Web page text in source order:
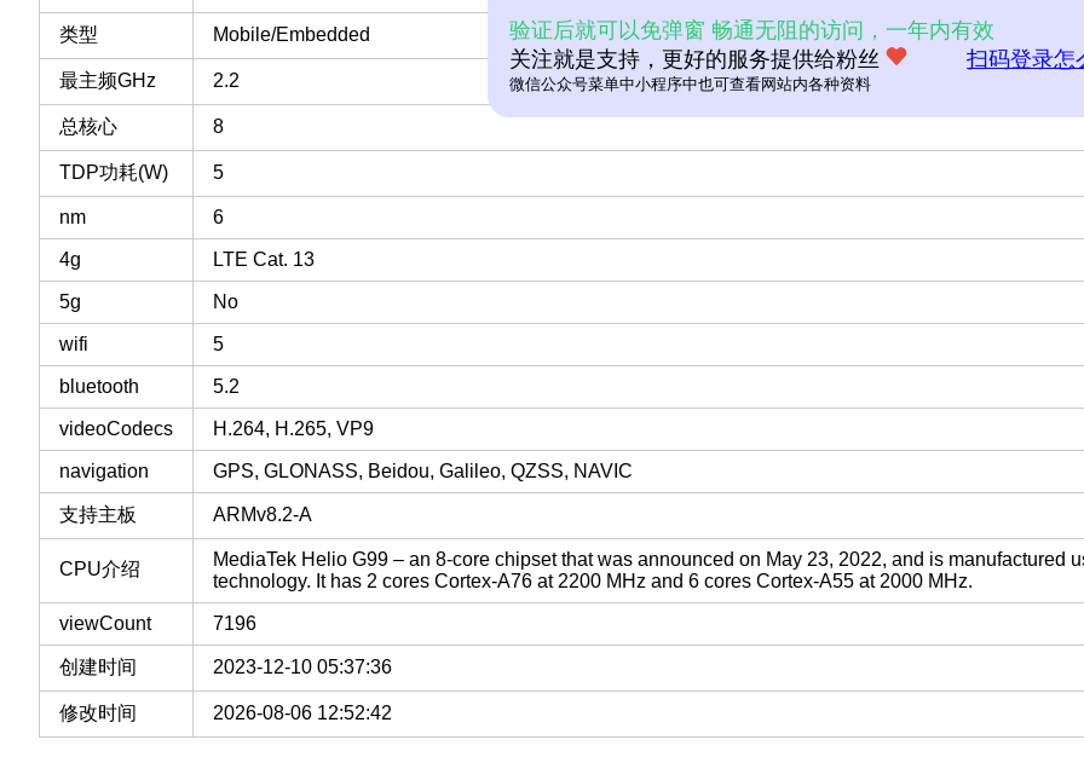
类型 Mobile/Embedded
最主频GHz 2.2
总核心 8
TDP功耗(W) 5
nm 6
4g LTE Cat. 13
5g No
wifi 5
bluetooth 5.2
videoCodecs H.264, H.265, VP9
navigation GPS, GLONASS, Beidou, Galileo, QZSS, NAVIC
支持主板 ARMv8.2-A
CPU介绍
MediaTek Helio G99 – an 8-core chipset that was announced on May 23, 2022, and is manufactured
technology. It has 2 cores Cortex-A76 at 2200 MHz and 6 cores Cortex-A55 at 2000 MHz.
viewCount 7196
创建时间 2023-12-10 05:37:36
修改时间 2026-08-06 12:52:42
验证后就可以免弹窗 畅通无阻的访问，一年内有效
关注就是支持，更好的服务提供给粉丝
扫码登录怎
微信公众号菜单中小程序中也可查看网站内各种资料